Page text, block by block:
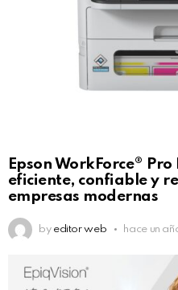
Epson WorkForce®
eficiente, confiable y
empresas modernas
by editor web hace un